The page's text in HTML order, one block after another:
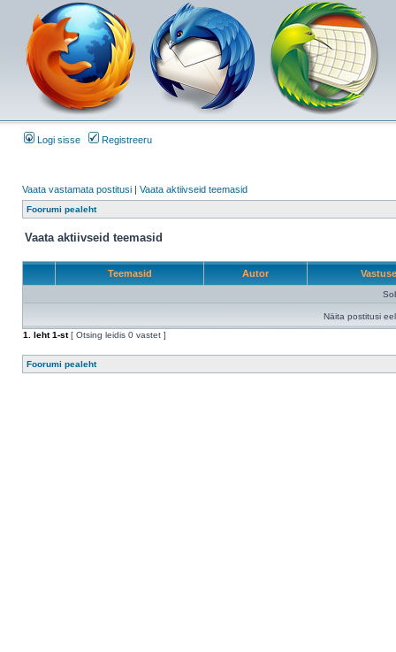
Logi sisse Registreeru
Vaata vastamata postitusi | Vaata aktiivseid teemasid
Foorumi pealeht
Vaata aktiivseid teemasid
Teemasid Autor
Näita postitusi
1
. leht1-st[ Otsing leidis 0 vastet ]
Foorumi pealeht